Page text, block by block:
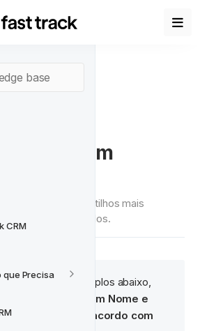
CRM
que Precisa
com
exemplos dos Gatilhos mais
e como configurá-los.
Para os exemplos abaixo,
inserir um Nome e
do gatilho de acordo com